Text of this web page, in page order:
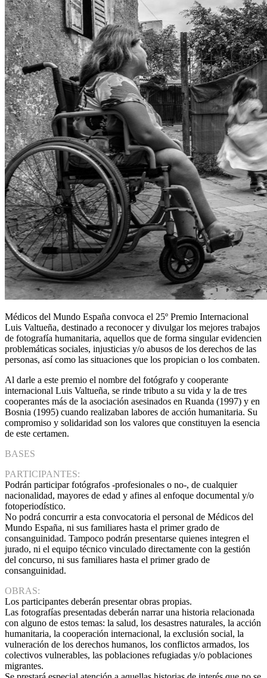
Médicos del Mundo España convoca el 25º Premio Internacional
Luis Valtueña, destinado a reconocer y divulgar los mejores trabajos
de fotografía humanitaria, aquellos que de forma singular evidencien
problemáticas sociales, injusticias y/o abusos de los derechos de las
personas, así como las situaciones que los propician o los combaten.
Al darle a este premio el nombre del fotógrafo y cooperante
internacional Luis Valtueña, se rinde tributo a su vida y la de tres
cooperantes más de la asociación asesinados en Ruanda (1997) y en
Bosnia (1995) cuando realizaban labores de acción humanitaria. Su
compromiso y solidaridad son los valores que constituyen la esencia
de este certamen.
BASES
PARTICIPANTES:
Podrán participar fotógrafos -profesionales o no-, de cualquier
nacionalidad, mayores de edad y afines al enfoque documental y/o
fotoperiodístico.
No podrá concurrir a esta convocatoria el personal de Médicos del
Mundo España, ni sus familiares hasta el primer grado de
consanguinidad. Tampoco podrán presentarse quienes integren el
jurado, ni el equipo técnico vinculado directamente con la gestión
del concurso, ni sus familiares hasta el primer grado de
consanguinidad.
OBRAS:
Los participantes deberán presentar obras propias.
Las fotografías presentadas deberán narrar una historia relacionada
con alguno de estos temas: la salud, los desastres naturales, la acción
humanitaria, la cooperación internacional, la exclusión social, la
vulneración de los derechos humanos, los conflictos armados, los
colectivos vulnerables, las poblaciones refugiadas y/o poblaciones
migrantes.